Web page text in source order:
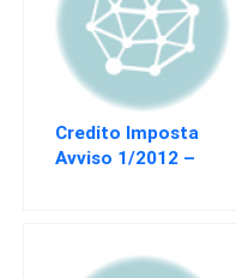
Credito Imposta
Avviso 1/2012 –